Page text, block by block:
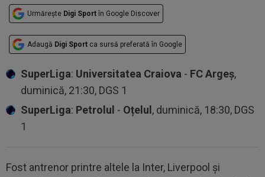
Urmărește Digi Sport în Google Discover
Adaugă Digi Sport ca sursă preferată în Google
SuperLiga: Universitatea Craiova - FC Argeș,
duminică, 21:30, DGS 1
SuperLiga: Petrolul - Oțelul , duminică, 18:30, DGS
1
Fost antrenor printre altele la Inter, Liverpool și